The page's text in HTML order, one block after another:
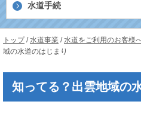
水道手続
根
県
上
現
在
位
置：
トップ/水道事業 /水道をご利用のお客様
域の水道のはじまり
知ってる？出雲地域の